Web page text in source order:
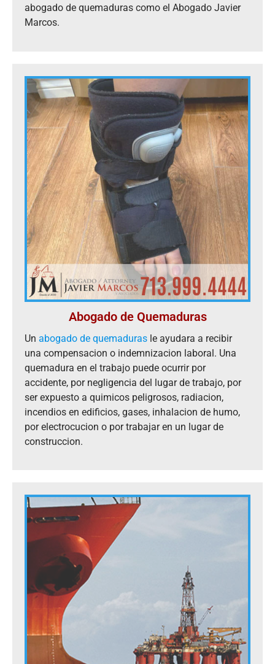
abogado de quemaduras como el Abogado Javier
Marcos.
Abogado de Quemaduras
Un abogado de quemaduras le ayudara a recibir
una compensacion o indemnizacion laboral. Una
quemadura en el trabajo puede ocurrir por
accidente, por negligencia del lugar de trabajo, por
ser expuesto a quimicos peligrosos, radiacion,
incendios en edificios, gases, inhalacion de humo,
por electrocucion o por trabajar en un lugar de
construccion.